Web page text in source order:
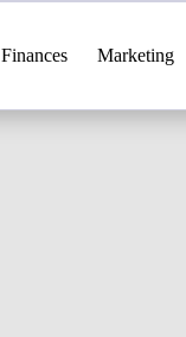
Finances Marketing